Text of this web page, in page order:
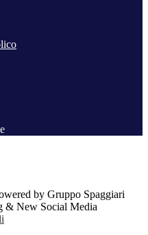
by Gruppo Spaggiari
& New Social Media